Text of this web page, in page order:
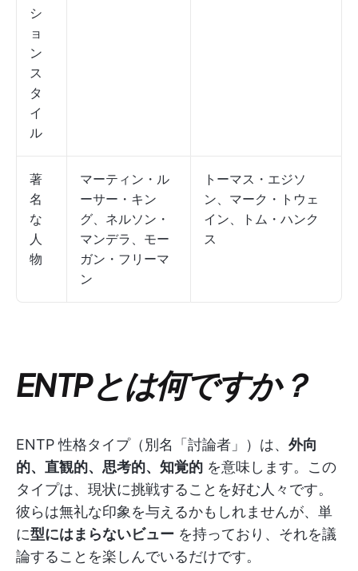
シ
ョ
ン
ス
タ
イ
ル
著
名
な
人
物
マーティン・ル
ーサー・キン
グ、ネルソン・
マンデラ、モー
ガン・フリーマ
ン
トーマス・エジソ
ン、マーク・トウェ
イン、トム・ハンク
ス
ENTPとは何ですか？
ENTP 性格タイプ（別名「討論者」）は、 外向
的、直観的、思考的、知覚的 を意味します。この
タイプは、現状に挑戦することを好む人々です。
彼らは無礼な印象を与えるかもしれませんが、単
に型にはまらないビュー を持っており、それを議
論することを楽しんでいるだけです。